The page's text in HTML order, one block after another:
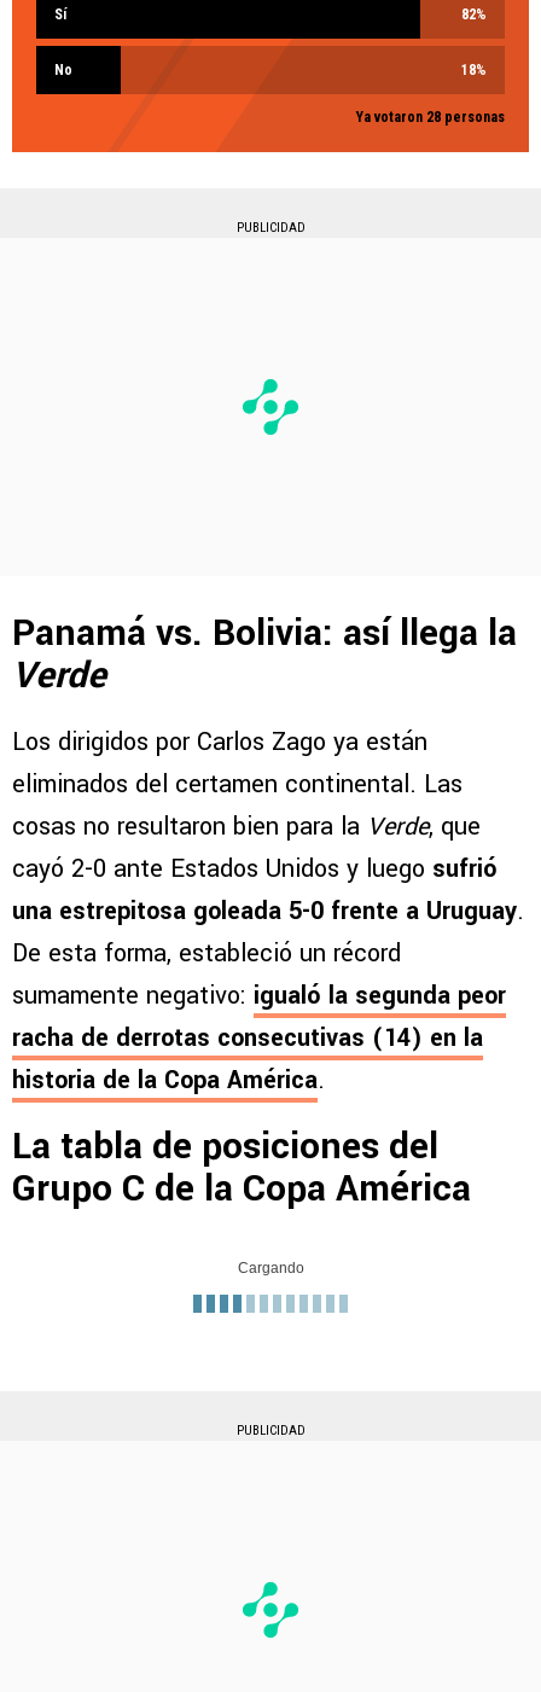
Sí 82%
No 18%
Ya votaron 28 personas
PUBLICIDAD
Panamá vs. Bolivia: así llega la
Verde
Los dirigidos por Carlos Zago ya están
eliminados del certamen continental. Las
cosas no resultaron bien para la Verde, que
cayó 2-0 ante Estados Unidos y luego sufrió
una estrepitosa goleada 5-0 frente a Uruguay.
De esta forma, estableció un récord
sumamente negativo: igualó la segunda peor
racha de derrotas consecutivas (14) en la
historia de la Copa América.
La tabla de posiciones del
Grupo C de la Copa América
Cargando
PUBLICIDAD